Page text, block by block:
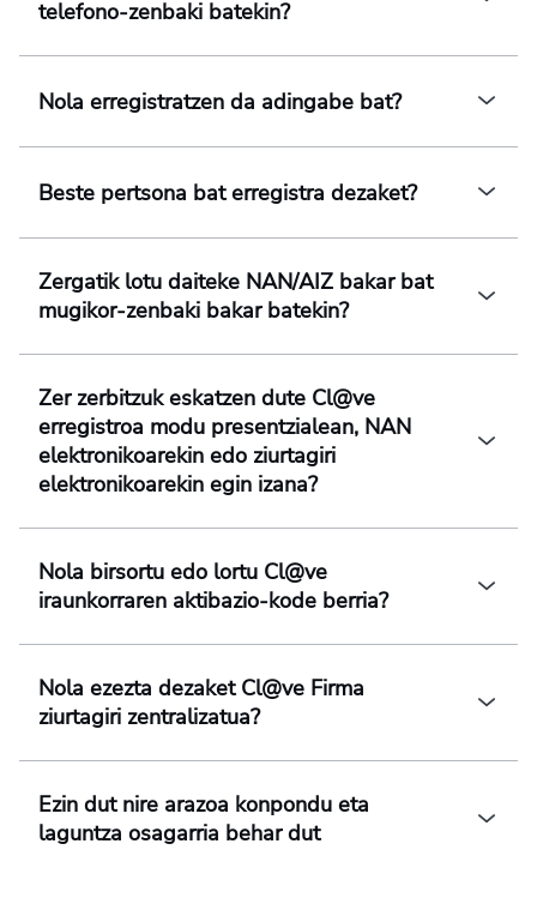
telefono-zenbaki batekin?
Nola erregistratzen da adingabe bat?
Beste pertsona bat erregistra dezaket?
Zergatik lotu daiteke NAN/AIZ bakar bat
mugikor-zenbaki bakar batekin?
Zer zerbitzuk eskatzen dute Cl@ve
erregistroa modu presentzialean, NAN
elektronikoarekin edo ziurtagiri
elektronikoarekin egin izana?
Nola birsortu edo lortu Cl@ve
iraunkorraren aktibazio-kode berria?
Nola ezezta dezaket Cl@ve Firma
ziurtagiri zentralizatua?
Ezin dut nire arazoa konpondu eta
laguntza osagarria behar dut